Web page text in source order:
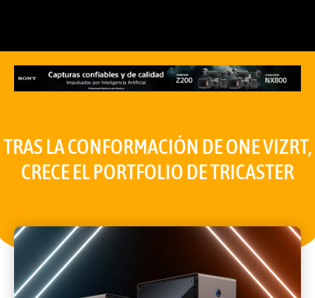
TRAS LA CONFORMACIÓN DE ONE VIZRT,
CRECE EL PORTFOLIO DE TRICASTER